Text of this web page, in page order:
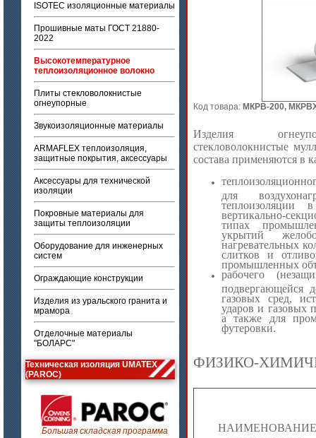
ISOTEC изоляционные материалы
Прошивные маты ГОСТ 21880-
2022
Высокотемпературное
теплоизоляционное волокно
Плиты стекловолокнистые
огнеупорные
Звукоизоляционные материалы
ARMAFLEX теплоизоляция,
защитные покрытия, аксессуары
Аксессуары для технической
изоляции
Покровные материалы для
защиты теплоизоляции
Оборудование для инженерных
систем
Ограждающие конструкции
Изделия из уральского гранита и
мрамора
Отделочные материалы
"БОЛАРС"
Техническая изоляция UMATEX
(PAROC)
Большая складская программа
Код товара: МКРВ-200,
Изделия
стекловолокнистые
состава применяются в
для
теплоизоляции
вертикально-
типах
укрытий
нагревательных
слитков и
промышленных
рабочего
подвергающейся
газовых сред,
ударов и газовых
а также для
футеровки.
ФИЗИКО-
НАИМЕНОВАНИЕ